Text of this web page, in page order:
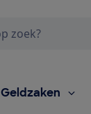
Geldzaken